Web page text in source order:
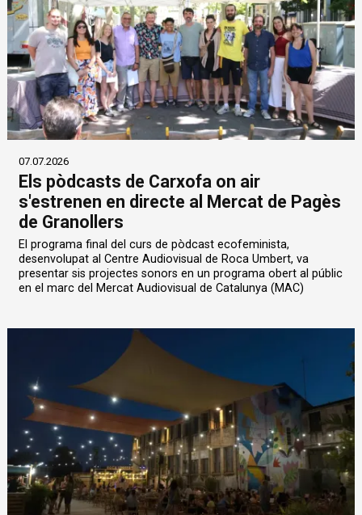
07.07.2026
Els pòdcasts de Carxofa on air
s'estrenen en directe al Mercat de Pagès
de Granollers
El programa final del curs de pòdcast ecofeminista,
desenvolupat al Centre Audiovisual de Roca Umbert, va
presentar sis projectes sonors en un programa obert al públic
en el marc del Mercat Audiovisual de Catalunya (MAC)